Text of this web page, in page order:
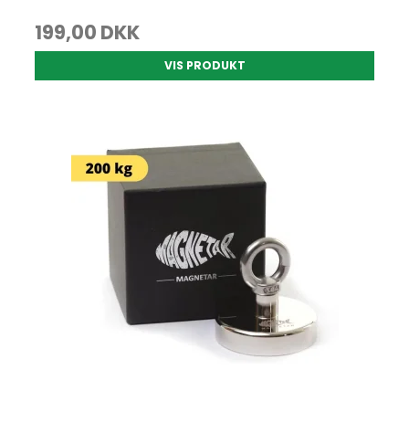
199,00 DKK
VIS PRODUKT